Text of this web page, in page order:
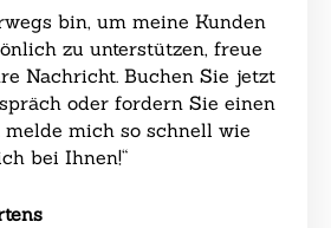
bin, um meine Kunden
zu unterstützen, freue
Nachricht. Buchen Sie jetzt
oder fordern Sie einen
mich so schnell wie
bei Ihnen!“